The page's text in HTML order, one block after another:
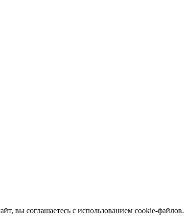
вы соглашаетесь с использованием cookie-файлов.